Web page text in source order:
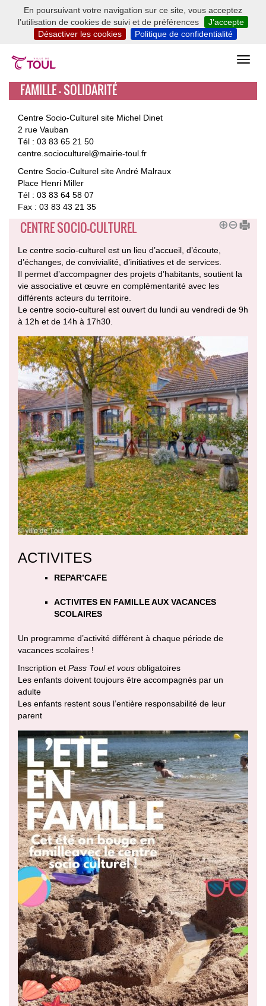
En poursuivant votre navigation sur ce site, vous acceptez
l’utilisation de cookies de suivi et de préférences
J’accepte
Désactiver les cookies
Politique de confidentialité
FAMILLE - SOLIDARITÉ
Centre Socio-Culturel site Michel Dinet
2 rue Vauban
Tél : 03 83 65 21 50
centre.socioculturel@mairie-toul.fr
Centre Socio-Culturel site André Malraux
Place Henri Miller
Tél : 03 83 64 58 07
Fax : 03 83 43 21 35
CENTRE SOCIO-CULTUREL
Le centre socio-culturel est un lieu d’accueil, d’écoute,
d’échanges, de convivialité, d’initiatives et de services.
Il permet d’accompagner des projets d’habitants, soutient la
vie associative et œuvre en complémentarité avec les
différents acteurs du territoire.
Le centre socio-culturel est ouvert du lundi au vendredi de 9h
à 12h et de 14h à 17h30.
ACTIVITES
REPAR’CAFE
ACTIVITES EN FAMILLE AUX VACANCES
SCOLAIRES
Un programme d’activité différent à chaque période de
vacances scolaires !
Inscription et Pass Toul et vous obligatoires
Les enfants doivent toujours être accompagnés par un
adulte
Les enfants restent sous l’entière responsabilité de leur
parent